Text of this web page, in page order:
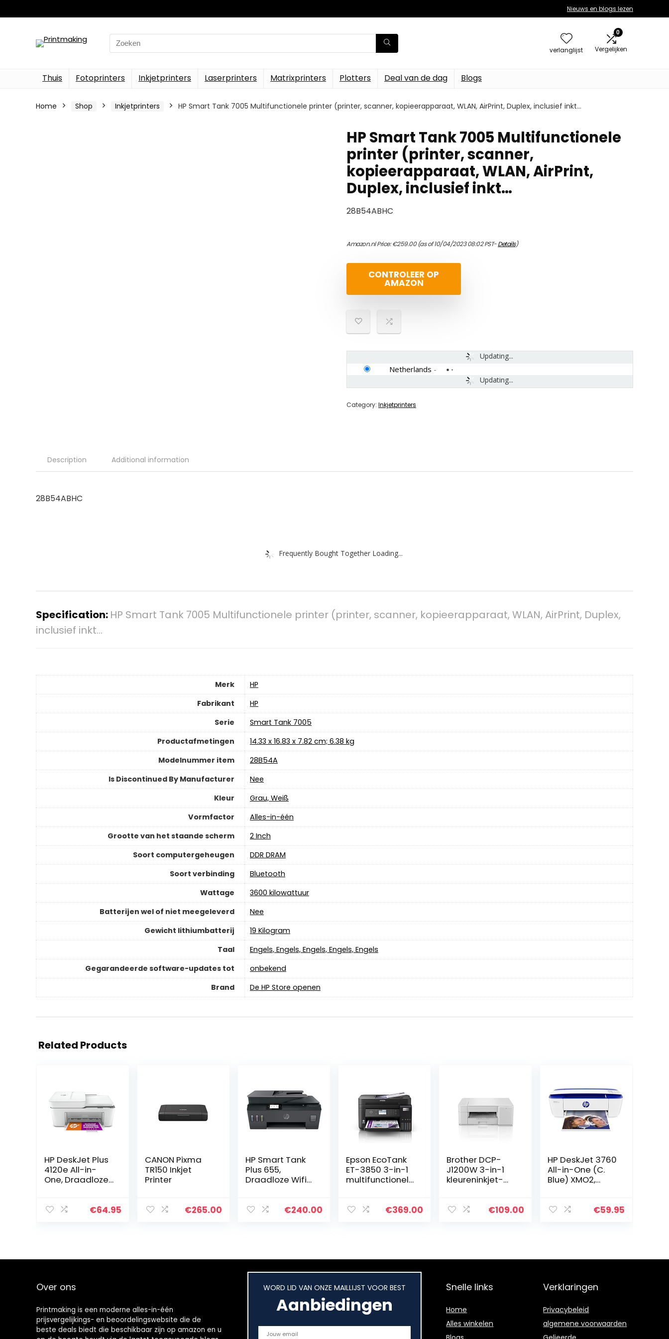
Nieuws en blogs lezen
Search
for:
verlanglijst
0
Vergelijken
Thuis Fotoprinters Inkjetprinters Laserprinters Matrixprinters Plotters Deal van de dag Blogs
Home Shop Inkjetprinters HP Smart Tank 7005 Multifunctionele printer (printer, scanner, kopieerapparaat, WLAN, AirPrint, Duplex, inclusief inkt…
HP Smart Tank 7005 Multifunctionele
printer (printer, scanner,
kopieerapparaat, WLAN, AirPrint,
Duplex, inclusief inkt…
28B54ABHC
Amazon.nl Price:€259.00(as of 10/04/2023 08:02 PST-Details)
CONTROLEER OP
AMAZON
Updating...
Updating...
Netherlands -
Category: Inkjetprinters
Description Additional information
28B54ABHC
Frequently Bought Together Loading...
Specification: HP Smart Tank 7005 Multifunctionele printer (printer, scanner, kopieerapparaat, WLAN, AirPrint, Duplex,
inclusief inkt…
Merk
‎HP
Fabrikant
‎HP
Serie
‎Smart Tank 7005
Productafmetingen
‎14.33 x 16.83 x 7.82 cm; 6.38 kg
Modelnummer item
‎28B54A
Is Discontinued By Manufacturer
‎Nee
Kleur
‎Grau, Weiß
Vormfactor
‎Alles-in-één
Grootte van het staande scherm
‎2 Inch
Soort computergeheugen
‎DDR DRAM
Soort verbinding
‎Bluetooth
Wattage
‎3600 kilowattuur
Batterijen wel of niet meegeleverd
‎Nee
Gewicht lithiumbatterij
‎19 Kilogram
Taal
‎Engels, Engels, Engels, Engels, Engels
Gegarandeerde software-updates tot
‎onbekend
Brand
De HP Store openen
Related Products
HP DeskJet Plus
4120e All-in-
One, Draadloze
voor thuis
€64.95
CANON Pixma
TR150 Inkjet
Printer
€265.00
HP Smart Tank
Plus 655,
Draadloze Wifi
(Printen,
€240.00
Epson EcoTank
ET-3850 3-in-1
multifunctionele
t, scanner,€369.00
Brother DCP-
J1200W 3-in-1
kleureninkjet-
(printer,
€109.00
HP DeskJet 3760
All-in-One (C.
Blue) XMO2,
printer voor thuis
€59.95
Over ons
Printmaking is een moderne alles-in-één
prijsvergelijkings- en beoordelingswebsite die de
beste deals biedt die beschikbaar zijn op amazon en u
WORD LID VAN ONZE MAILLIJST VOOR BEST
Aanbiedingen
Snelle links
Home
Alles winkelen
Verklaringen
Privacybeleid
algemene voorwaarden